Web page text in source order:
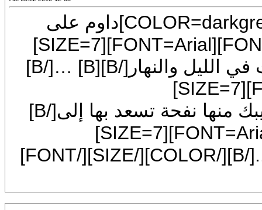
[CENTER][FONT=Arial][SIZE=7][COLOR=darkgreen]داوم على
الاستغفار[B]…[/B][/COLOR][/SIZE][/FONT][FONT=Arial][SIZE=7]
[COLOR=darkgreen][B]فإن لله نفحات في الليل والنهار[/B][B] …[/B]
[/COLOR][/SIZE][/FONT][FONT=Arial][SIZE=7]
[COLOR=darkgreen][B]فعسى أن تصيبك منها نفحة تسعد بها إلى[/B]
[B]يوم[/B][/COLOR][/SIZE][/FONT][FONT=Arial][SIZE=7]
[COLOR=darkgreen][B]الدين[/B][B] ...[/B][/COLOR][/SIZE][/FONT]